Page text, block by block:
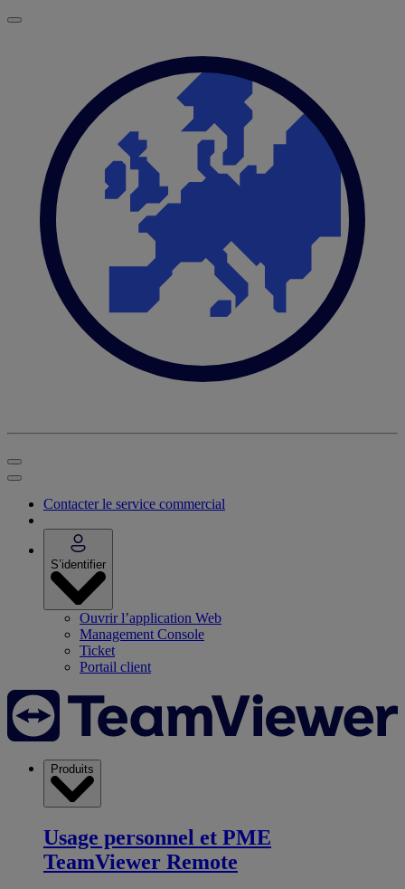
Contacter le service commercial
S’identifier
Ouvrir l’application Web
Management Console
Ticket
Portail client
Produits
Usage personnel et PME
TeamViewer Remote